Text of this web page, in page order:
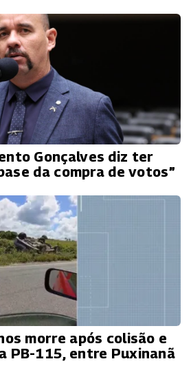
Gonçalves diz ter
da compra de votos”
morre após colisão e
PB-115, entre Puxinanã